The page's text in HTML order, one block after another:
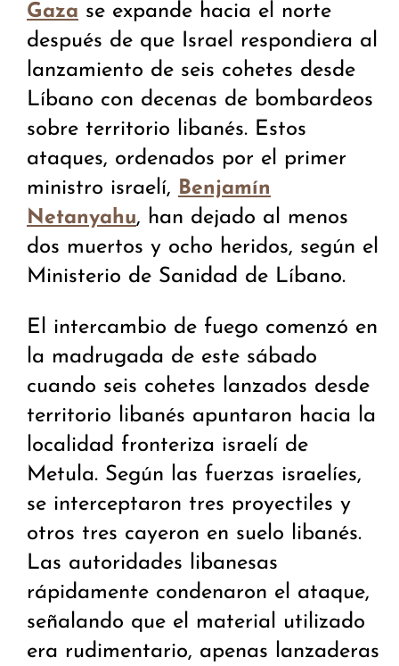
Gaza se expande hacia el norte
después de que Israel respondiera al
lanzamiento de seis cohetes desde
Líbano con decenas de bombardeos
sobre territorio libanés. Estos
ataques, ordenados por el primer
ministro israelí, Benjamín
Netanyahu, han dejado al menos
dos muertos y ocho heridos, según el
Ministerio de Sanidad de Líbano.
El intercambio de fuego comenzó en
la madrugada de este sábado
cuando seis cohetes lanzados desde
territorio libanés apuntaron hacia la
localidad fronteriza israelí de
Metula. Según las fuerzas israelíes,
se interceptaron tres proyectiles y
otros tres cayeron en suelo libanés.
Las autoridades libanesas
rápidamente condenaron el ataque,
señalando que el material utilizado
era rudimentario, apenas lanzaderas